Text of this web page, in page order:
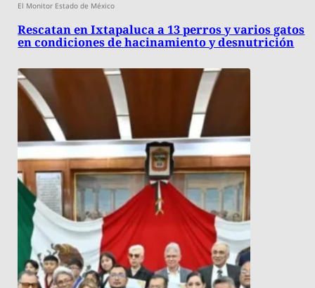
El Monitor Estado de México
Rescatan en Ixtapaluca a 13 perros y varios gatos
en condiciones de hacinamiento y desnutrición